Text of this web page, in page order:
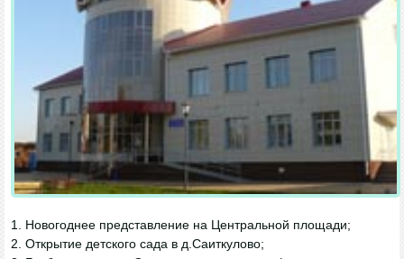
1. Новогоднее представление на Центральной площади;
2. Открытие детского сада в д.Саиткулово;